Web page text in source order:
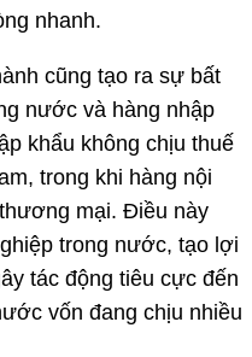
nhanh.
cũng tạo ra sự bất
nước và hàng nhập
khẩu không chịu thuế
trong khi hàng nội
mại. Điều này
trong nước, tạo lợi
tác động tiêu cực đến
vốn đang chịu nhiều